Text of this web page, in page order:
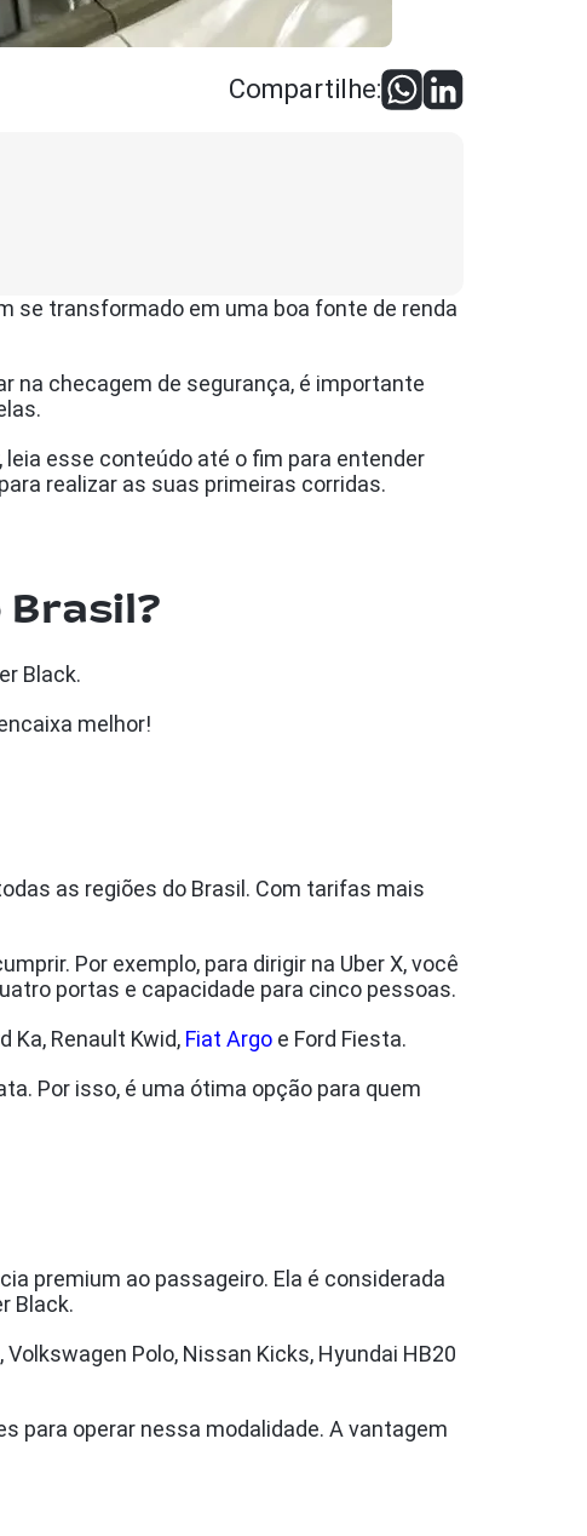
Compartilhe:
se transformado em uma boa fonte de renda
na checagem de segurança, é importante
esse conteúdo até o fim para entender
realizar as suas primeiras corridas.
Black.
melhor!
as regiões do Brasil. Com tarifas mais
Por exemplo, para dirigir na Uber X, você
portas e capacidade para cinco pessoas.
Ka, Renault Kwid, Fiat Argo e Ford Fiesta.
Por isso, é uma ótima opção para quem
premium ao passageiro. Ela é considerada
Black.
Polo, Nissan Kicks, Hyundai HB20
para operar nessa modalidade. A vantagem